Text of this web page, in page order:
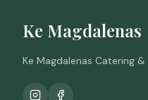
Ke Magdalenas
Ke Magdalenas Catering